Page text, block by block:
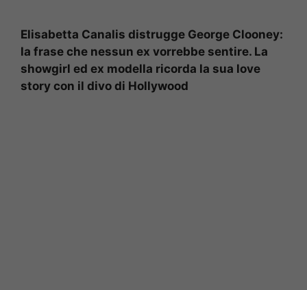
Elisabetta Canalis distrugge George Clooney:
la frase che nessun ex vorrebbe sentire. La
showgirl ed ex modella ricorda la sua love
story con il divo di Hollywood